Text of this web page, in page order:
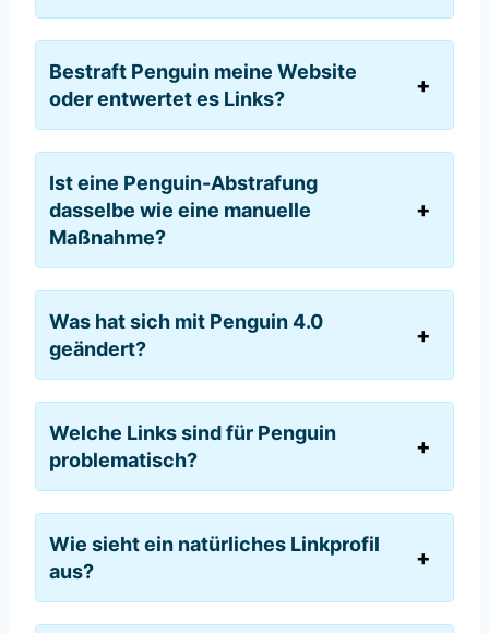
Bestraft Penguin meine Website
oder entwertet es Links?
Ist eine Penguin-Abstrafung
dasselbe wie eine manuelle
Maßnahme?
Was hat sich mit Penguin 4.0
geändert?
Welche Links sind für Penguin
problematisch?
Wie sieht ein natürliches Linkprofil
aus?